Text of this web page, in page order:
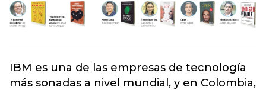
IBM es una de las empresas de tecnología
más sonadas a nivel mundial, y en Colombia,